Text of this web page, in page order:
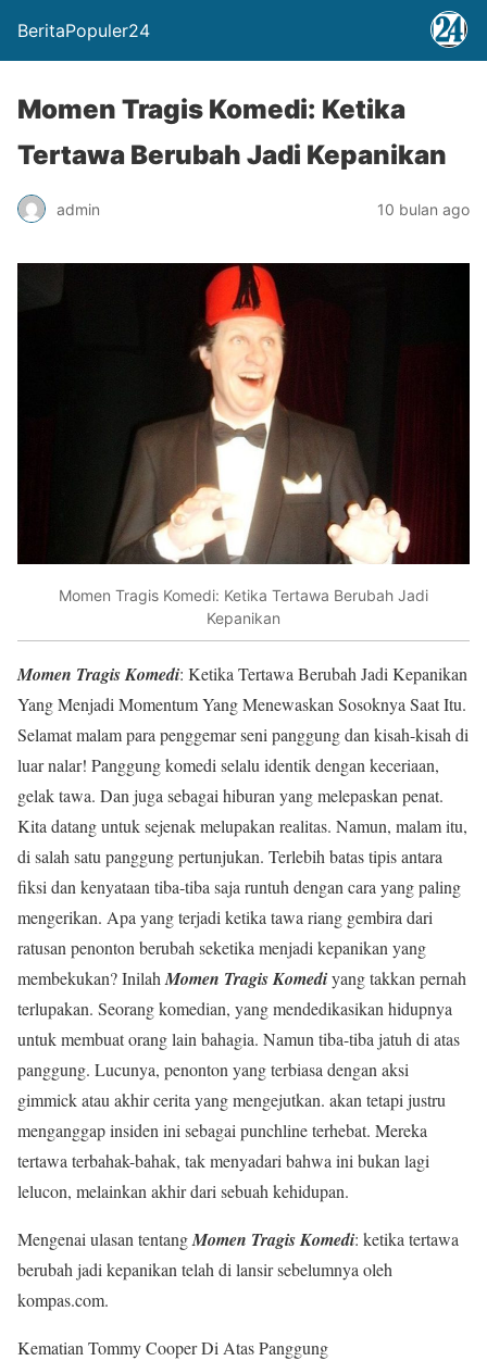
BeritaPopuler24
Momen Tragis Komedi: Ketika
Tertawa Berubah Jadi Kepanikan
admin 10 bulan ago
Momen Tragis Komedi: Ketika Tertawa Berubah Jadi
Kepanikan
Momen Tragis Komedi: Ketika Tertawa Berubah Jadi Kepanikan
Yang Menjadi Momentum Yang Menewaskan Sosoknya Saat Itu.
Selamat malam para penggemar seni panggung dan kisah-kisah di
luar nalar! Panggung komedi selalu identik dengan keceriaan,
gelak tawa. Dan juga sebagai hiburan yang melepaskan penat.
Kita datang untuk sejenak melupakan realitas. Namun, malam itu,
di salah satu panggung pertunjukan. Terlebih batas tipis antara
fiksi dan kenyataan tiba-tiba saja runtuh dengan cara yang paling
mengerikan. Apa yang terjadi ketika tawa riang gembira dari
ratusan penonton berubah seketika menjadi kepanikan yang
membekukan? Inilah Momen Tragis Komediyang takkan pernah
terlupakan. Seorang komedian, yang mendedikasikan hidupnya
untuk membuat orang lain bahagia. Namun tiba-tiba jatuh di atas
panggung. Lucunya, penonton yang terbiasa dengan aksi
gimmick atau akhir cerita yang mengejutkan. akan tetapi justru
menganggap insiden ini sebagai punchline terhebat. Mereka
tertawa terbahak-bahak, tak menyadari bahwa ini bukan lagi
lelucon, melainkan akhir dari sebuah kehidupan.
Mengenai ulasan tentangMomen Tragis Komedi: ketika tertawa
berubah jadi kepanikan telah di lansir sebelumnya oleh
kompas.com.
Kematian Tommy Cooper Di Atas Panggung